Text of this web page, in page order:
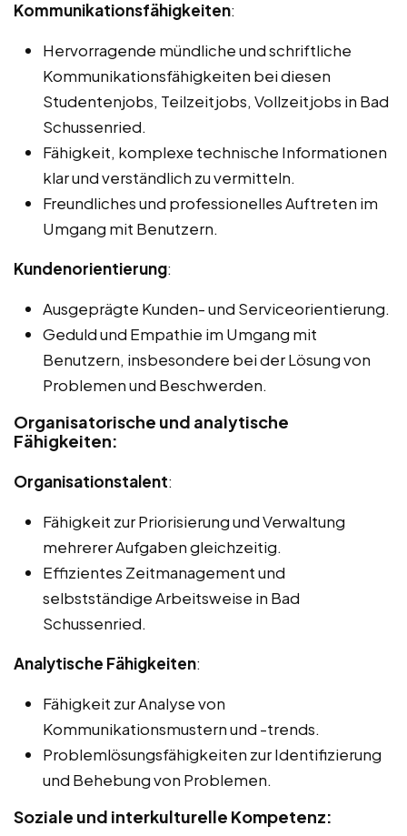
Kommunikationsfähigkeiten:
Hervorragende mündliche und schriftliche
Kommunikationsfähigkeiten bei diesen
Studentenjobs, Teilzeitjobs, Vollzeitjobs in Bad
Schussenried.
Fähigkeit, komplexe technische Informationen
klar und verständlich zu vermitteln.
Freundliches und professionelles Auftreten im
Umgang mit Benutzern.
Kundenorientierung:
Ausgeprägte Kunden- und Serviceorientierung.
Geduld und Empathie im Umgang mit
Benutzern, insbesondere bei der Lösung von
Problemen und Beschwerden.
Organisatorische und analytische
Fähigkeiten:
Organisationstalent:
Fähigkeit zur Priorisierung und Verwaltung
mehrerer Aufgaben gleichzeitig.
Effizientes Zeitmanagement und
selbstständige Arbeitsweise in Bad
Schussenried.
Analytische Fähigkeiten:
Fähigkeit zur Analyse von
Kommunikationsmustern und -trends.
Problemlösungsfähigkeiten zur Identifizierung
und Behebung von Problemen.
Soziale und interkulturelle Kompetenz: